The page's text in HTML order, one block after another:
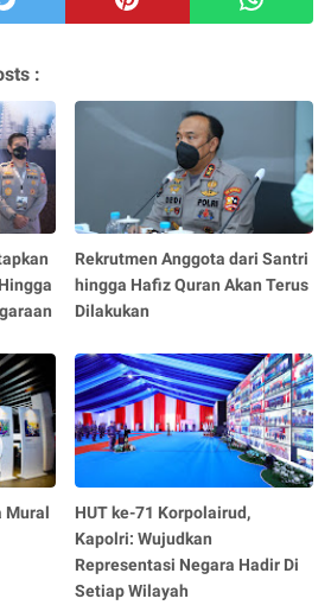
:
Rekrutmen Anggota dari Santri
hingga Hafiz Quran Akan Terus
Dilakukan
Mural
HUT ke-71 Korpolairud,
Kapolri: Wujudkan
Representasi Negara Hadir Di
Setiap Wilayah